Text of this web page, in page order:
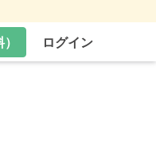
ログイン